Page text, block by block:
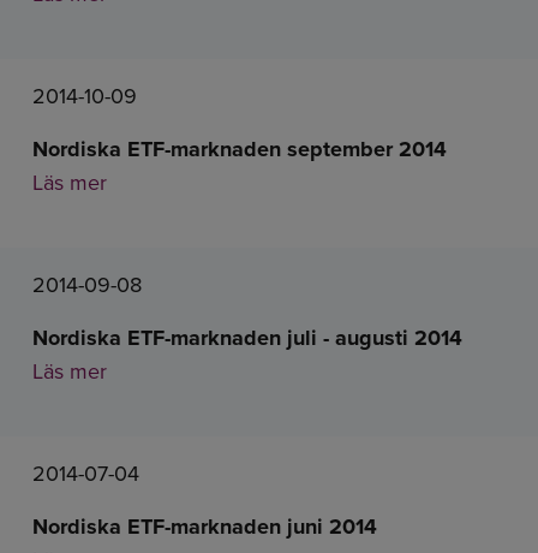
Nordiska ETF-marknaden september 2014
Läs mer
2014-10-09
Nordiska ETF-marknaden juli - augusti 2014
Läs mer
2014-09-08
Nordiska ETF-marknaden juni 2014
2014-07-04